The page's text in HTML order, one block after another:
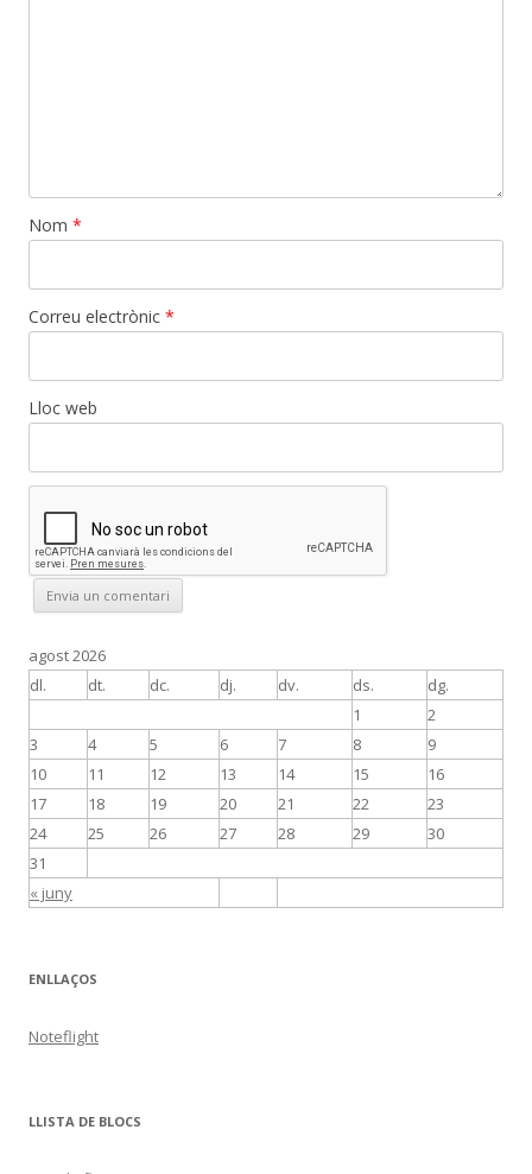
Nom *
Correu electrònic *
Lloc web
agost 2026
dl.
dt. dc. dj. dv. ds. dg.
« juny
1
2
3
4 5 6 7 8
9
10
11 12 13 14 15
16
17
18 19 20 21 22
23
24
25 26 27 28 29
30
31
ENLLAÇOS
Noteflight
LLISTA DE BLOCS